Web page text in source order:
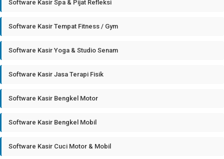
Software Kasir Spa & Pijat Refleksi
Software Kasir Tempat Fitness / Gym
Software Kasir Yoga & Studio Senam
Software Kasir Jasa Terapi Fisik
Software Kasir Bengkel Motor
Software Kasir Bengkel Mobil
Software Kasir Cuci Motor & Mobil